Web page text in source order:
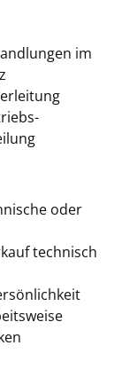
im
oder
technisch